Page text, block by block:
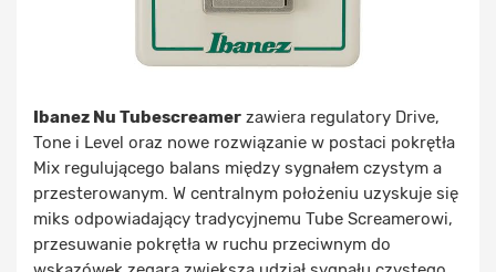
Ibanez Nu Tubescreamer zawiera regulatory Drive,
Tone i Level oraz nowe rozwiązanie w postaci pokrętła
Mix regulującego balans między sygnałem czystym a
przesterowanym. W centralnym położeniu uzyskuje się
miks odpowiadający tradycyjnemu Tube Screamerowi,
przesuwanie pokrętła w ruchu przeciwnym do